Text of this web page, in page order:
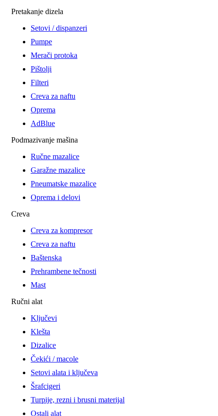
Pretakanje dizela
Setovi / dispanzeri
Pumpe
Merači protoka
Pištolji
Filteri
Creva za naftu
Oprema
AdBlue
Podmazivanje mašina
Ručne mazalice
Garažne mazalice
Pneumatske mazalice
Oprema i delovi
Creva
Creva za kompresor
Creva za naftu
Baštenska
Prehrambene tečnosti
Mast
Ručni alat
Ključevi
Klešta
Dizalice
Čekići / macole
Setovi alata i ključeva
Šrafcigeri
Turpije, rezni i brusni materijal
Ostali alat